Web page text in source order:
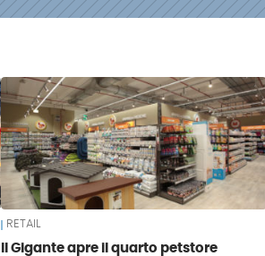
RETAIL
Il Gigante apre il quarto petstore